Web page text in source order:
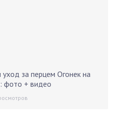
за перцем Огонек на
фото + видео